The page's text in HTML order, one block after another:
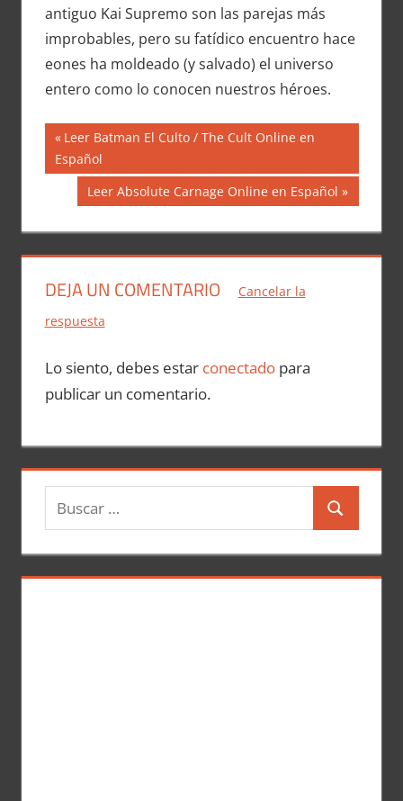
antiguo Kai Supremo son las parejas más
improbables, pero su fatídico encuentro hace
eones ha moldeado (y salvado) el universo
entero como lo conocen nuestros héroes.
Navegación
de
entradas
Entrada
anterior:
Leer Batman El Culto / The Cult Online en
Español
Siguiente
entrada:
Leer Absolute Carnage Online en Español
DEJA UN COMENTARIO
Cancelar la
respuesta
Lo siento, debes estar conectadopara
publicar un comentario.
u
s
c
B
s